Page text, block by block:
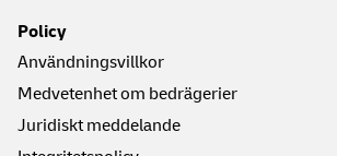
Policy
Användningsvillkor
Medvetenhet om bedrägerier
Juridiskt meddelande